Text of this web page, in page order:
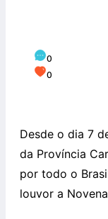
0
0
Desde o dia 7
da Província
por todo o
louvor a